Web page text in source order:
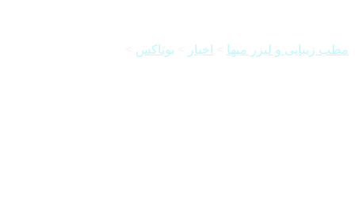
مطب زیبایی و لیزر میها اخبار بوتاکس